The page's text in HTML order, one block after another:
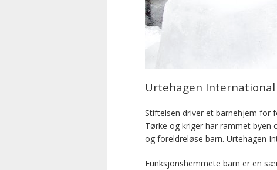
Urtehagen International
Stiftelsen driver et barnehjem for
Tørke og kriger har rammet byen
og foreldreløse barn. Urtehagen
Funksjonshemmete barn er en